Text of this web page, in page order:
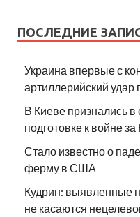
ПОСЛЕДНИЕ
Украина впервые с
артиллерийский
В Киеве признались
подготовке к войне
Стало известно о
ферму в США
Кудрин: выявленные
не касаются